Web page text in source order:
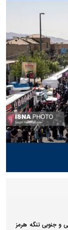
و جنوبی تنگه هرمز